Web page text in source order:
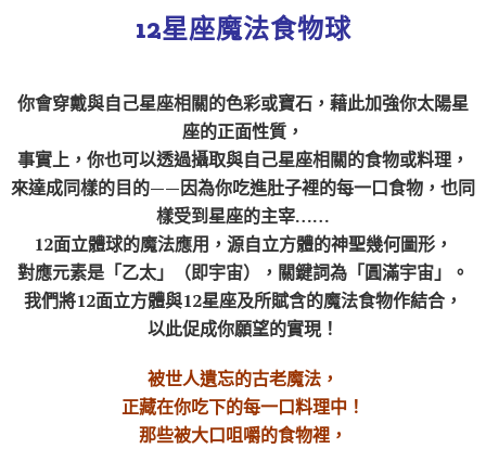
12星座魔法食物球
你會穿戴與自己星座相關的色彩或寶石，藉此加強你太陽星
座的正面性質，
事實上，你也可以透過攝取與自己星座相關的食物或料理，
來達成同樣的目的——因為你吃進肚子裡的每一口食物，也同
樣受到星座的主宰……
12面立體球的魔法應用，源自立方體的神聖幾何圖形，
對應元素是「乙太」（即宇宙），關鍵詞為「圓滿宇宙」。
我們將12面立方體與12星座及所賦含的魔法食物作結合，
以此促成你願望的實現！
被世人遺忘的古老魔法，
正藏在你吃下的每一口料理中！
那些被大口咀嚼的食物裡，